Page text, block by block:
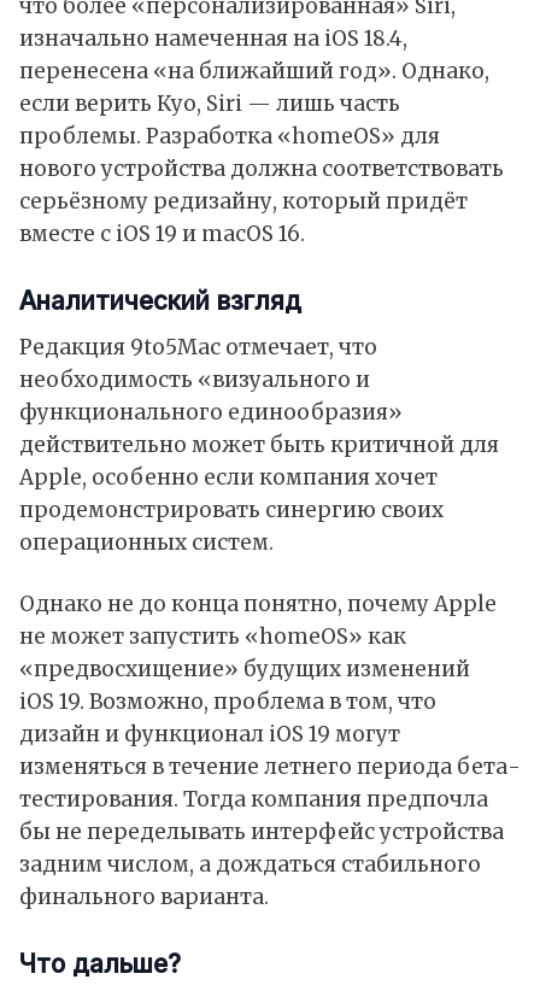
что более «персонализированная» Siri,
изначально намеченная на iOS 18.4,
перенесена «на ближайший год». Однако,
если верить Куо, Siri — лишь часть
проблемы. Разработка «homeOS» для
нового устройства должна соответствовать
серьёзному редизайну, который придёт
вместе с iOS 19 и macOS 16.
Аналитический взгляд
Редакция 9to5Mac отмечает, что
необходимость «визуального и
функционального единообразия»
действительно может быть критичной для
Apple, особенно если компания хочет
продемонстрировать синергию своих
операционных систем.
Однако не до конца понятно, почему Apple
не может запустить «homeOS» как
«предвосхищение» будущих изменений
iOS 19. Возможно, проблема в том, что
дизайн и функционал iOS 19 могут
изменяться в течение летнего периода бета-
тестирования. Тогда компания предпочла
бы не переделывать интерфейс устройства
задним числом, а дождаться стабильного
финального варианта.
Что дальше?